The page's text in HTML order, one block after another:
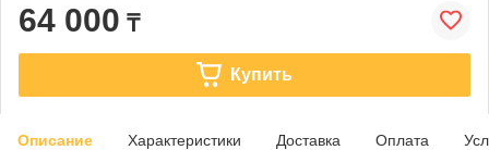
64 000 ₸
Купить
Описание Характеристики Доставка Оплата